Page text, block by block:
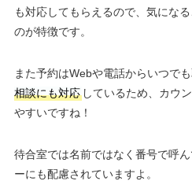
も対応してもらえるので、気にな
のが特徴です。
また予約はWebや電話からいつでも
相談にも対応しているため、カウ
やすいですね！
待合室では名前ではなく番号で呼
ーにも配慮されていますよ。